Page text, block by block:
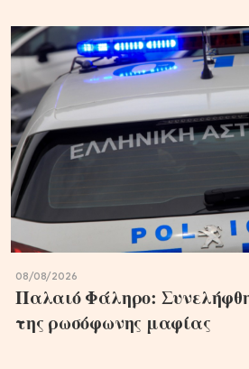
08/08/2026
Παλαιό Φάληρο:
της ρωσόφωνης μαφίας